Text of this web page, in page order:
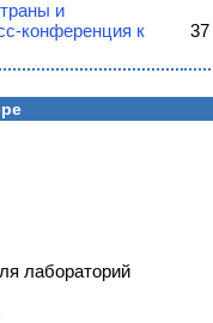
и
конференция к
37
лабораторий